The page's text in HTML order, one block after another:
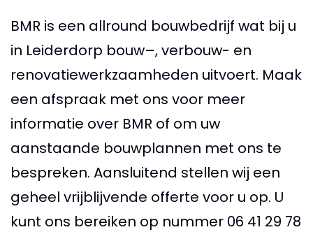
BMR is een allround bouwbedrijf wat bij u
in Leiderdorp bouw–, verbouw- en
renovatiewerkzaamheden uitvoert. Maak
een afspraak met ons voor meer
informatie over BMR of om uw
aanstaande bouwplannen met ons te
bespreken. Aansluitend stellen wij een
geheel vrijblijvende offerte voor u op. U
kunt ons bereiken op nummer 06 41 29 78